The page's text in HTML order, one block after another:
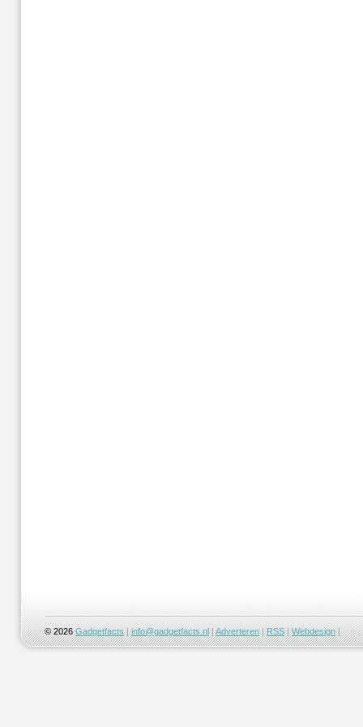
© 2026Gadgetfacts |info@gadgetfacts.nl|Adverteren|RSS|Webdesign|